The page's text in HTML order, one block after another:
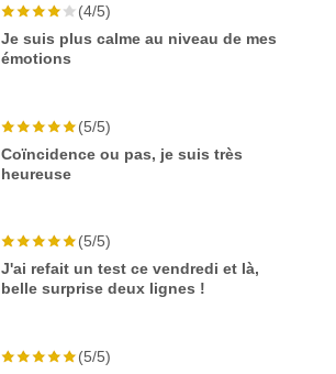
(4/5)
Je suis plus calme au niveau de mes
émotions
(5/5)
Coïncidence ou pas, je suis très
heureuse
(5/5)
J'ai refait un test ce vendredi et là,
belle surprise deux lignes !
(5/5)